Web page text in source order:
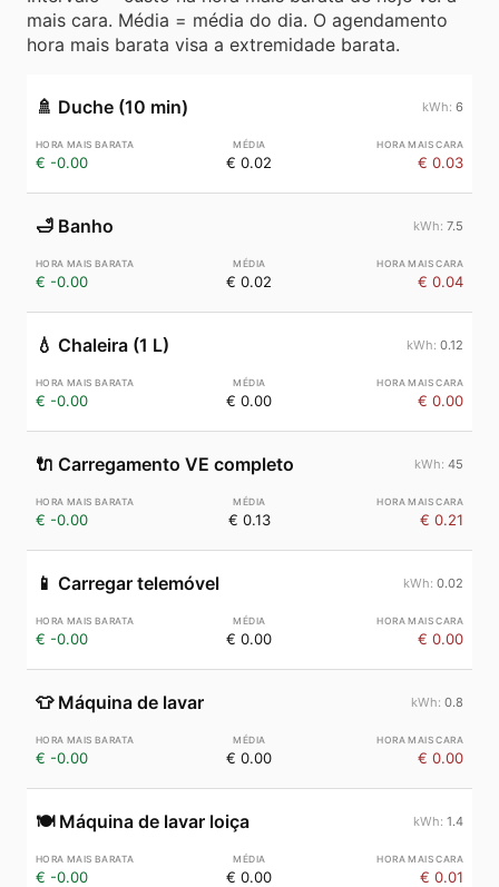
mais cara. Média = média do dia. O agendamento
hora mais barata visa a extremidade barata.
🚿 Duche (10 min) 6
€ -0.00 € 0.02 € 0.03
🛁 Banho 7.5
€ -0.00 € 0.02 € 0.04
💧 Chaleira (1 L) 0.12
€ -0.00 € 0.00 € 0.00
🔌 Carregamento VE completo 45
€ -0.00 € 0.13 € 0.21
📱 Carregar telemóvel 0.02
€ -0.00 € 0.00 € 0.00
👕 Máquina de lavar 0.8
€ -0.00 € 0.00 € 0.00
🍽️ Máquina de lavar loiça 1.4
€ -0.00 € 0.00 € 0.01